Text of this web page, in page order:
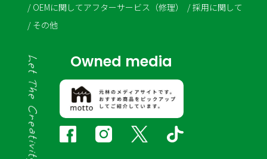
OEMに関してアフターサービス（修理）
採用に関して
その他
Owned media